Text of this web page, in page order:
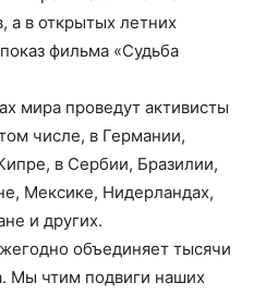
а в открытых летних
фильма «Судьба
мира проведут активисты
числе, в Германии,
в Сербии, Бразилии,
Мексике, Нидерландах,
и других.
объединяет тысячи
Мы чтим подвиги наших